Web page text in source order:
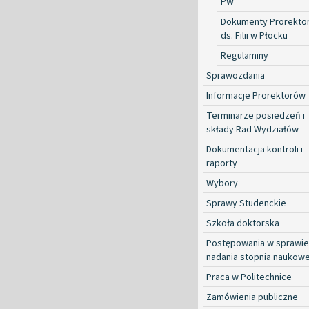
Dokumenty
ds. Filii w Płocku
Regulaminy
Sprawozdania
Informacje Prorektorów
Terminarze posiedzeń i
składy Rad Wydziałów
Dokumentacja kontroli i
raporty
Wybory
Sprawy Studenckie
Szkoła doktorska
Postępowania w sprawie
nadania stopnia
Praca w Politechnice
Zamówienia publiczne